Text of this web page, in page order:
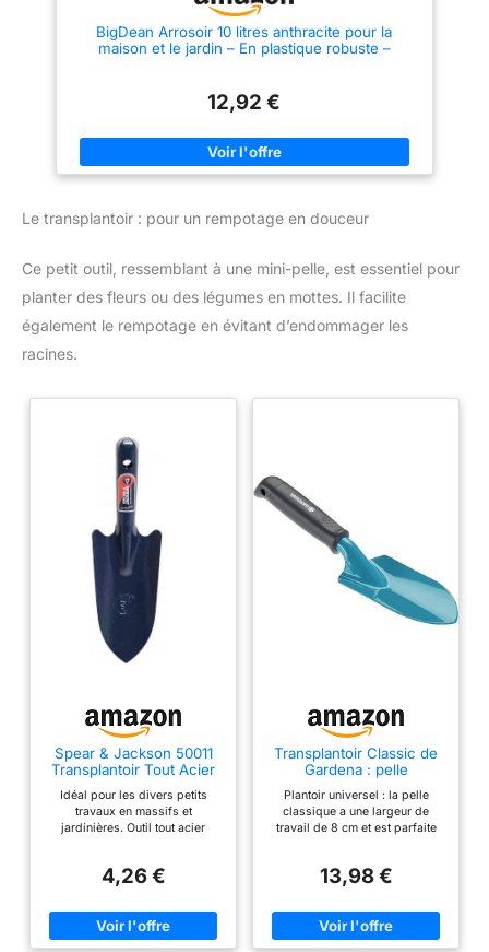
BigDean Arrosoir 10 litres anthracite pour la
maison et le jardin – En plastique robuste –
arbres
12,92 €
Le transplantoir : pour un rempotage en douceur
Ce petit outil, ressemblant à une mini-pelle, est essentiel pour
planter des fleurs ou des légumes en mottes. Il facilite
également le rempotage en évitant d’endommager les
racines.
Spear & Jackson 50011
Transplantoir Tout Acier
Idéal pour les divers petits
travaux en massifs et
jardinières. Outil tout acier
de haute qualité
4,26 €
Transplantoir Classic de
Gardena : pelle
plantation et le repiquage
dans le jardin et sur le
balcon, acier de qualité,
largeur de travail 8 cm
(8950-20)
Plantoir universel : la pelle
classique a une largeur de
travail de 8 cm et est parfaite
le jardin et sur le balcon et la
ergonomique : le transplantoir
est équipé d'une poignée
ergonomique, se tient
13,98 €